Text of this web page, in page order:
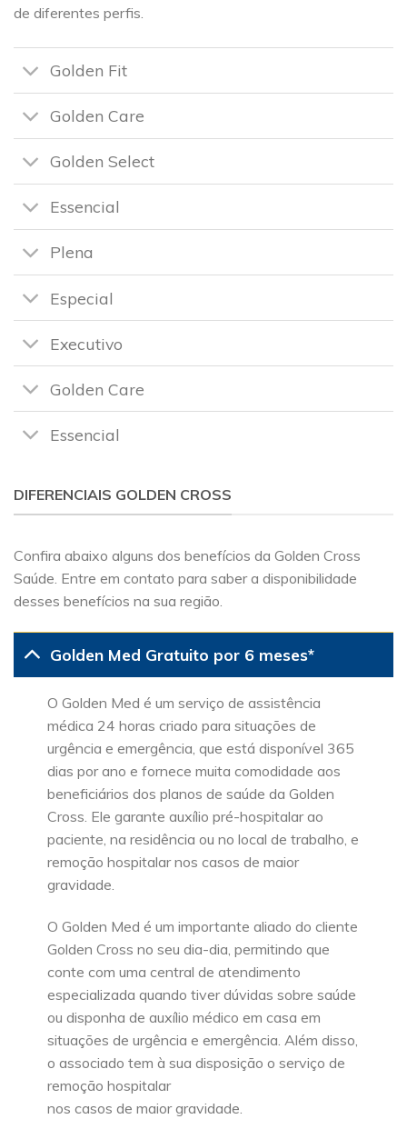
de diferentes perfis.
Golden Fit
Golden Care
Golden Select
Essencial
Plena
Especial
Executivo
Golden Care
Essencial
DIFERENCIAIS GOLDEN CROSS
Confira abaixo alguns dos benefícios da Golden Cross
Saúde. Entre em contato para saber a disponibilidade
desses benefícios na sua região.
Golden Med Gratuito por 6 meses*
O Golden Med é um serviço de assistência
médica 24 horas criado para situações de
urgência e emergência, que está disponível 365
dias por ano e fornece muita comodidade aos
beneficiários dos planos de saúde da Golden
Cross. Ele garante auxílio pré-hospitalar ao
paciente, na residência ou no local de trabalho, e
remoção hospitalar nos casos de maior
gravidade.
O Golden Med é um importante aliado do cliente
Golden Cross no seu dia-dia, permitindo que
conte com uma central de atendimento
especializada quando tiver dúvidas sobre saúde
ou disponha de auxílio médico em casa em
situações de urgência e emergência. Além disso,
o associado tem à sua disposição o serviço de
remoção hospitalar
nos casos de maior gravidade.